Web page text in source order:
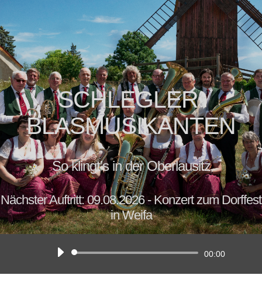
SCHLEGLER
BLASMUSIKANTEN
So klingt’s in der Oberlausitz
Nächster Auftritt: 09.08.2026 - Konzert zum Dorffest
in Weifa
Audio-
00:00